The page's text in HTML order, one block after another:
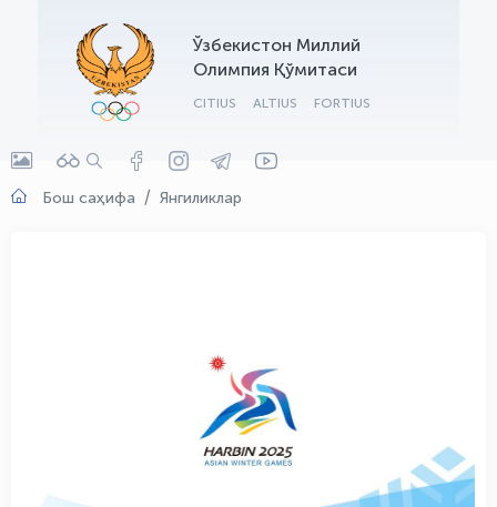
Ўзбекистон Миллий
Олимпия Қўмитаси
CITIUS ALTIUS FORTIUS
Бош саҳифа Янгиликлар
OLYMPCHIK AI - yordamchi
Онлайн · olympic.uz